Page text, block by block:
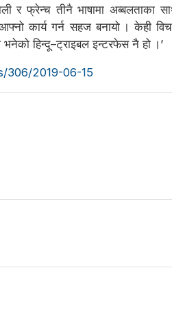
र फ्रेन्च तीनै भाषामा अब्बलताका
कार्य गर्न सहज बनायो । केही
हिन्दू–ट्राइबल इन्टरफेस नै हो ।’
306/2019-06-15